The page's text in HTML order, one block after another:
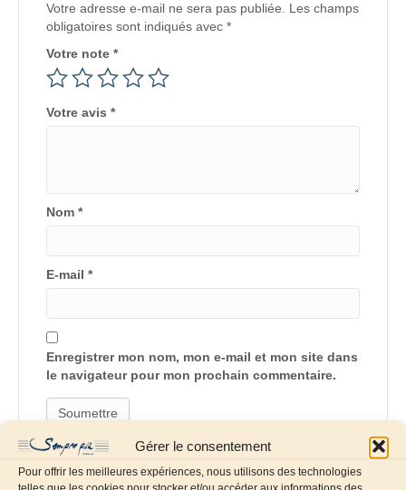
Gérer le consentement
Pour offrir les meilleures expériences, nous utilisons des technologies
Votre adresse e-mail ne sera pas publiée.
Les champs
obligatoires sont indiqués avec *
Votre note *
Votre avis *
Nom *
E-mail *
Enregistrer mon nom, mon e-mail et mon site dans
le navigateur pour mon prochain commentaire.